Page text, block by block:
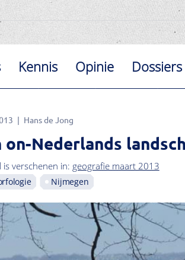
Kennis Opinie Dossiers
Hans de Jong
on-Nederlands
is verschenen in: geografie maart 2013
Nijmegen